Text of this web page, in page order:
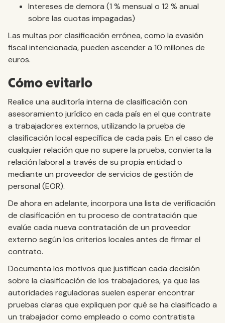
Intereses de demora (1 % mensual o 12 % anual
sobre las cuotas impagadas)
Las multas por clasificación errónea, como la evasión
fiscal intencionada, pueden ascender a 10 millones de
euros.
Cómo evitarlo
Realice una auditoría interna de clasificación con
asesoramiento jurídico en cada país en el que contrate
a trabajadores externos, utilizando la prueba de
clasificación local específica de cada país. En el caso de
cualquier relación que no supere la prueba, convierta la
relación laboral a través de su propia entidad o
mediante un proveedor de servicios de gestión de
personal (EOR).
De ahora en adelante, incorpora una lista de verificación
de clasificación en tu proceso de contratación que
evalúe cada nueva contratación de un proveedor
externo según los criterios locales antes de firmar el
contrato.
Documenta los motivos que justifican cada decisión
sobre la clasificación de los trabajadores, ya que las
autoridades reguladoras suelen esperar encontrar
pruebas claras que expliquen por qué se ha clasificado a
un trabajador como empleado o como contratista